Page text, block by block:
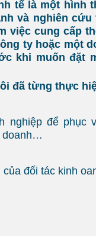
tế là một hình
và nghiên
việc cung cấp
ty hoặc một
khi muốn đặt
đã từng thực
nghiệp để phục
doanh…
đối tác kinh